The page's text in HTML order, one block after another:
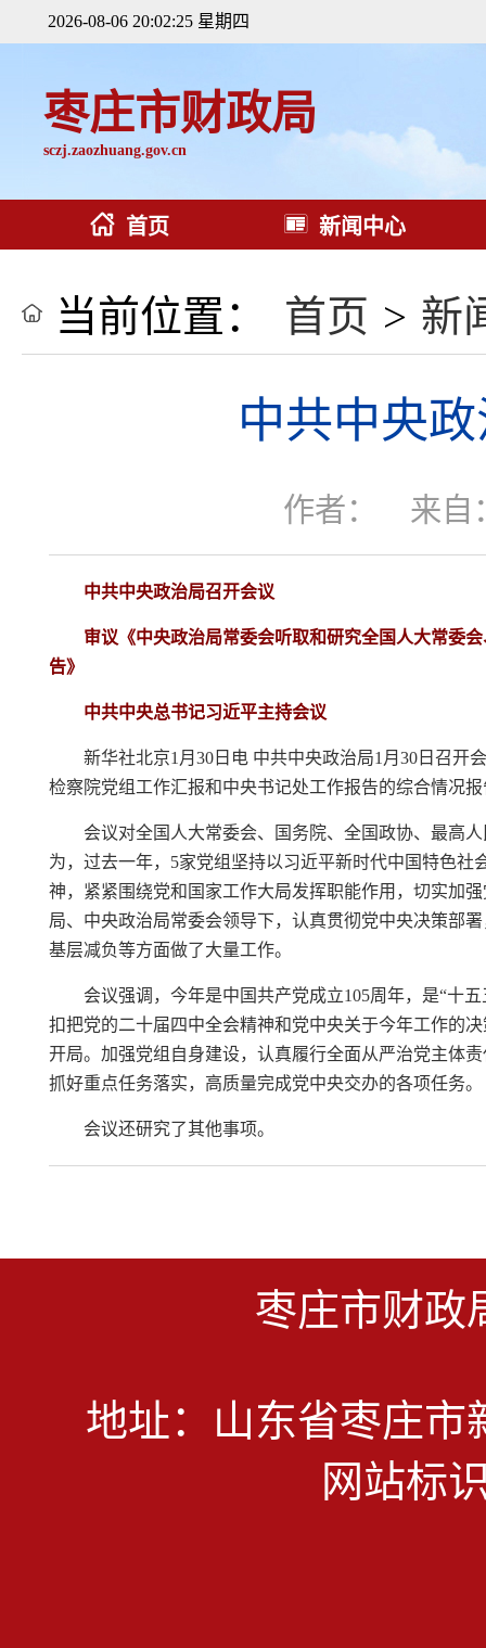
2026-08-06 20:02:26 星期四
枣庄市财政局
sczj.zaozhuang.gov.cn
首页 新闻中心
当前位置： 首页 > 新
中共中央
作者： 来自
中共中央政治局召开会议
审议《中央政治局常委会听取和研究全国人大常委
告》
中共中央总书记习近平主持会议
新华社北京1月30日电 中共中央政治局1月30日召
检察院党组工作汇报和中央书记处工作报告的综合情况
会议对全国人大常委会、国务院、全国政协、最高
为，过去一年，5家党组坚持以习近平新时代中国特色
神，紧紧围绕党和国家工作大局发挥职能作用，切实加
局、中央政治局常委会领导下，认真贯彻党中央决策部
基层减负等方面做了大量工作。
会议强调，今年是中国共产党成立105周年，是“十
扣把党的二十届四中全会精神和党中央关于今年工作的
开局。加强党组自身建设，认真履行全面从严治党主体
抓好重点任务落实，高质量完成党中央交办的各项任务。
会议还研究了其他事项。
枣庄市财政
地址：山东省枣庄市
网站标